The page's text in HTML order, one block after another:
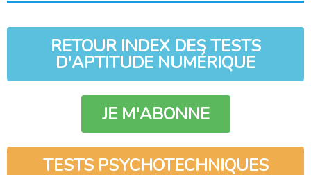
RETOUR INDEX DES TESTS
D'APTITUDE NUMÉRIQUE
JE M'ABONNE
TESTS PSYCHOTECHNIQUES